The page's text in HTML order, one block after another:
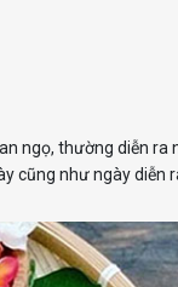
ngọ, thường diễn ra
cũng như ngày diễn